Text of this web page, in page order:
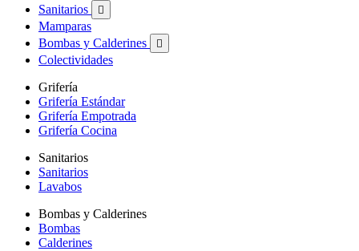
Sanitarios

Mamparas
Bombas y Calderines

Colectividades
Grifería
Grifería Estándar
Grifería Empotrada
Grifería Cocina
Sanitarios
Sanitarios
Lavabos
Bombas y Calderines
Bombas
Calderines